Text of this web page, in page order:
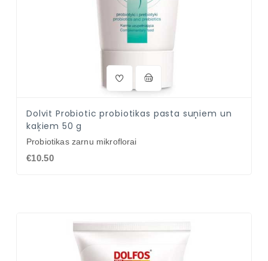
Dolvit Probiotic probiotikas pasta suņiem un
kaķiem 50 g
Probiotikas zarnu mikroflorai
€10.50